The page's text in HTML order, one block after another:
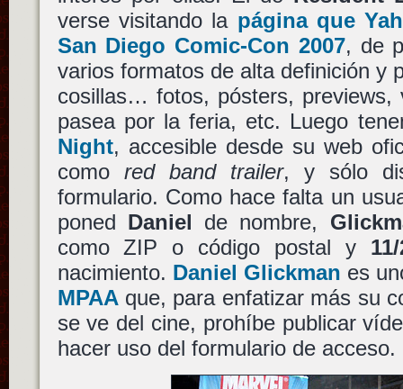
verse visitando la página que
San Diego Comic-Con 2007, de
varios formatos de alta definición y
cosillas… fotos, pósters, previews,
pasea por la feria, etc. Luego
Night, accesible desde su web
como red band trailer, y sólo
formulario. Como hace falta un
poned Daniel de nombre,
como ZIP o código postal y
nacimiento. Daniel Glickman es
MPAAque, para enfatizar más su
se ve del cine, prohíbe publicar
hacer uso del formulario de acceso.